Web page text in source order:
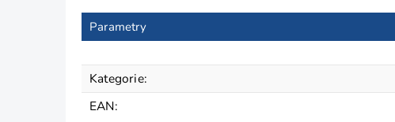
Parametry
Kategorie:
EAN: